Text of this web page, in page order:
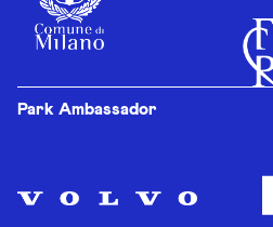
Park Ambassador